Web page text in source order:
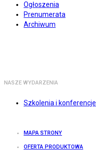
Ogłoszenia
Prenumerata
Archiwum
NASZE WYDARZENIA
Szkolenia i konferencje
MAPA STRONY
OFERTA PRODUKTOWA